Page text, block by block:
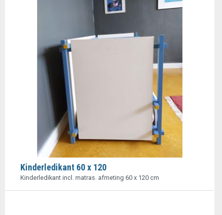
Kinderledikant 60 x 120
Kinderledikant incl. matras. afmeting 60 x 120 cm